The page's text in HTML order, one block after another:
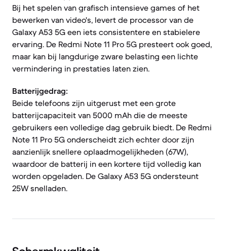
Bij het spelen van grafisch intensieve games of het
bewerken van video's, levert de processor van de
Galaxy A53 5G een iets consistentere en stabielere
ervaring. De Redmi Note 11 Pro 5G presteert ook goed,
maar kan bij langdurige zware belasting een lichte
vermindering in prestaties laten zien.
Batterijgedrag:
Beide telefoons zijn uitgerust met een grote
batterijcapaciteit van 5000 mAh die de meeste
gebruikers een volledige dag gebruik biedt. De Redmi
Note 11 Pro 5G onderscheidt zich echter door zijn
aanzienlijk snellere oplaadmogelijkheden (67W),
waardoor de batterij in een kortere tijd volledig kan
worden opgeladen. De Galaxy A53 5G ondersteunt
25W snelladen.